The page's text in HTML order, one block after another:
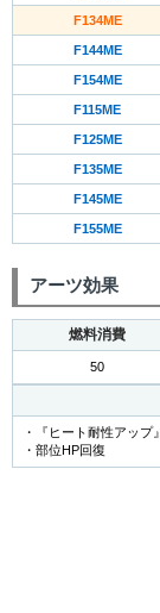
F134ME
F144ME
F154ME
F115ME
F125ME
F135ME
F145ME
F155ME
アーツ効果
燃料消費
50
・『ヒート耐性アップ』
・部位HP回復